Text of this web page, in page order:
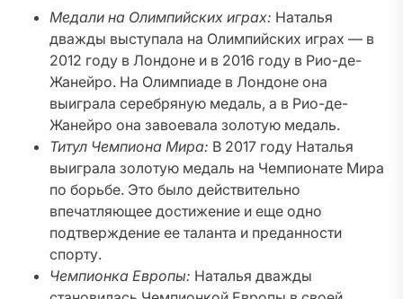
Медали на Олимпийских играх: Наталья
дважды выступала на Олимпийских играх — в
2012 году в Лондоне и в 2016 году в Рио-де-
Жанейро. На Олимпиаде в Лондоне она
выиграла серебряную медаль, а в Рио-де-
Жанейро она завоевала золотую медаль.
Титул Чемпиона Мира: В 2017 году Наталья
выиграла золотую медаль на Чемпионате Мира
по борьбе. Это было действительно
впечатляющее достижение и еще одно
подтверждение ее таланта и преданности
спорту.
Чемпионка Европы: Наталья дважды